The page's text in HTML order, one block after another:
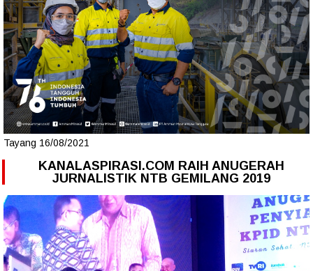
Tayang 16/08/2021
KANALASPIRASI.COM RAIH ANUGERAH
JURNALISTIK NTB GEMILANG 2019